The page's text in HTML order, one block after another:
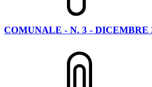
COMUNALE - N. 3 - DICEMBRE